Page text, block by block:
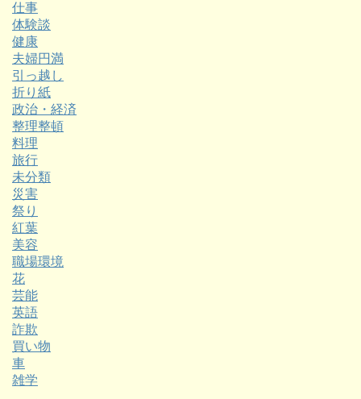
仕事
体験談
健康
夫婦円満
引っ越し
折り紙
政治・経済
整理整頓
料理
旅行
未分類
災害
祭り
紅葉
美容
職場環境
花
芸能
英語
詐欺
買い物
車
雑学